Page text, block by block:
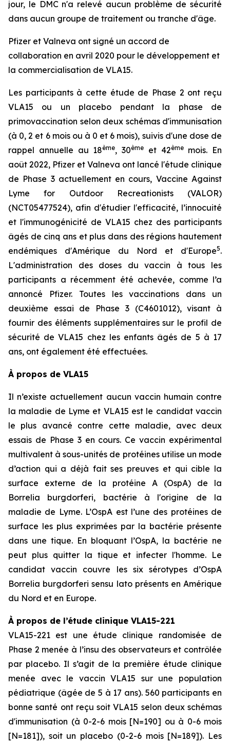
jour, le DMC n'a relevé aucun problème de sécurité
dans aucun groupe de traitement ou tranche d'âge.
Pfizer et Valneva ont signé un accord de
collaboration en avril 2020 pour le développement et
la commercialisation de VLA15.
Les participants à cette étude de Phase 2 ont reçu
VLA15 ou un placebo pendant la phase de
primovaccination selon deux schémas d'immunisation
(à 0, 2 et 6 mois ou à 0 et 6 mois), suivis d'une dose de
rappel annuelle au 18ème, 30ème et 42èmemois. En
août 2022, Pfizer et Valneva ont lancé l'étude clinique
de Phase 3 actuellement en cours, Vaccine Against
Lyme for Outdoor Recreationists (VALOR)
(NCT05477524), afin d'étudier l'efficacité, l’innocuité
et l'immunogénicité de VLA15 chez des participants
âgés de cinq ans et plus dans des régions hautement
endémiques d'Amérique du Nord et d'Europe5.
L'administration des doses du vaccin à tous les
participants a récemment été achevée, comme l’a
annoncé Pfizer. Toutes les vaccinations dans un
deuxième essai de Phase 3 (C4601012), visant à
fournir des éléments supplémentaires sur le profil de
sécurité de VLA15 chez les enfants âgés de 5 à 17
ans, ont également été effectuées.
À propos de VLA15
Il n’existe actuellement aucun vaccin humain contre
la maladie de Lyme et VLA15 est le candidat vaccin
le plus avancé contre cette maladie, avec deux
essais de Phase 3 en cours. Ce vaccin expérimental
multivalent à sous-unités de protéines utilise un mode
d’action qui a déjà fait ses preuves et qui cible la
surface externe de la protéine A (OspA) de la
Borrelia burgdorferi, bactérie à l'origine de la
maladie de Lyme. L’OspA est l’une des protéines de
surface les plus exprimées par la bactérie présente
dans une tique. En bloquant l’OspA, la bactérie ne
peut plus quitter la tique et infecter l'homme. Le
candidat vaccin couvre les six sérotypes d’OspA
Borrelia burgdorferi sensu lato présents en Amérique
du Nord et en Europe.
À propos de l’étude clinique VLA15-221
VLA15-221 est une étude clinique randomisée de
Phase 2 menée à l’insu des observateurs et contrôlée
par placebo. Il s’agit de la première étude clinique
menée avec le vaccin VLA15 sur une population
pédiatrique (âgée de 5 à 17 ans). 560 participants en
bonne santé ont reçu soit VLA15 selon deux schémas
d'immunisation (à 0-2-6 mois [N=190] ou à 0-6 mois
[N=181]), soit un placebo (0-2-6 mois [N=189]). Les